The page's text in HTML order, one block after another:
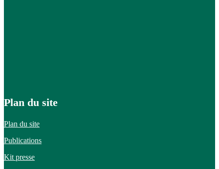
Plan du site
Plan du site
Publications
Kit presse